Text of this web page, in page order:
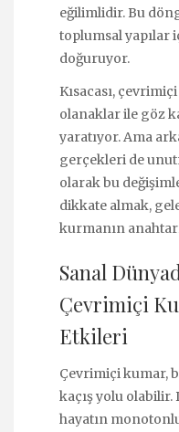
eğilimlidir. Bu
toplumsal yapılar
doğuruyor.
Kısacası,
olanaklar ile göz
yaratıyor. Ama
gerçekleri de
olarak bu
dikkate almak,
kurmanın
Sanal
Çevrimiçi
Etkileri
Çevrimiçi kumar,
kaçış yolu
hayatın